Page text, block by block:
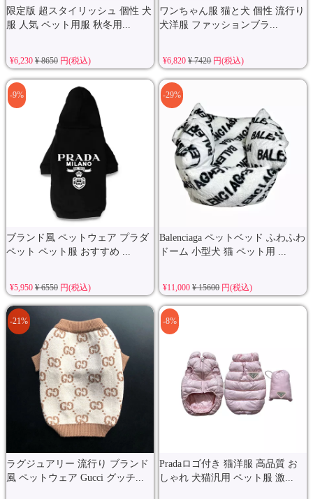
限定版 超スタイリッシュ 個性 犬
服 人気 ペット用服 秋冬用...
¥6,230 ¥ 8650円(税込)
ワンちゃん服 猫と犬 個性 流行り
犬洋服 ファッションブラ...
¥6,820¥ 7420円(税込)
ブランド風 ペットウェア プラダ
ペット ペット服 おすすめ ...
-9%
¥5,950 ¥ 6550円(税込)
Balenciaga ペットベッド ふわふわ
ドーム 小型犬 猫 ペット用 ...
-29%
¥11,000¥ 15600円(税込)
ラグジュアリー 流行り ブランド
風 ペットウェア Gucci グッチ...
-21%
Pradaロゴ付き 猫洋服 高品質 お
しゃれ 犬猫汎用 ペット服 激...
-8%